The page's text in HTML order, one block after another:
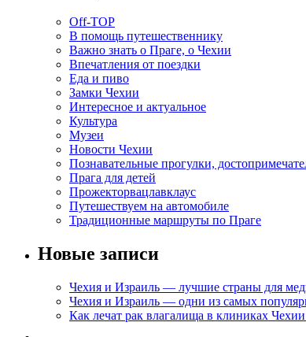
Off-TOP
В помощь путешественнику
Важно знать о Праге, о Чехии
Впечатления от поездки
Еда и пиво
Замки Чехии
Интересное и актуальное
Культура
Музеи
Новости Чехии
Познавательные прогулки,
Прага для детей
Прожекторвацлавклаус
Путешествуем на автомобиле
Традиционные маршруты по Праге
Новые записи
Чехия и Израиль — лучшие страны для
Чехия и Израиль — одни из самых
Как лечат рак влагалища в клиниках